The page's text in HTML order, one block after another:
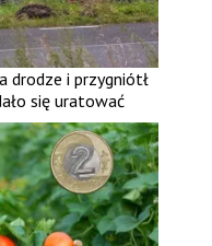
drodze i przygniótł
się uratować